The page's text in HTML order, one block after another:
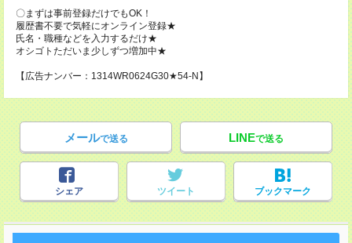
〇まずは事前登録だけでもOK！
履歴書不要で気軽にオンライン登録★
氏名・職種などを入力するだけ★
オシゴトただいま少しずつ増加中★
【広告ナンバー：1314WR0624G30★54-N】
メールで送る LINEで送る
シェア ツイート ブックマーク